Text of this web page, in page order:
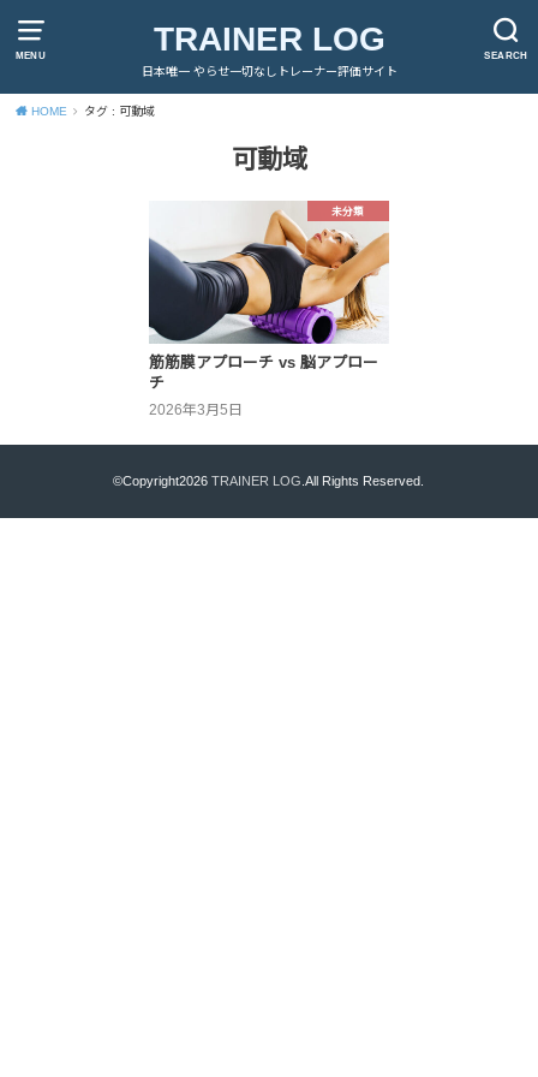
MENU SEARCH
TRAINER LOG
日本唯一 やらせ一切なしトレーナー評価サイト
HOME タグ : 可動域
可動域
未分類
筋筋膜アプローチ vs 脳アプロー
チ
2026年3月5日
©Copyright2026TRAINER LOG .All Rights Reserved.